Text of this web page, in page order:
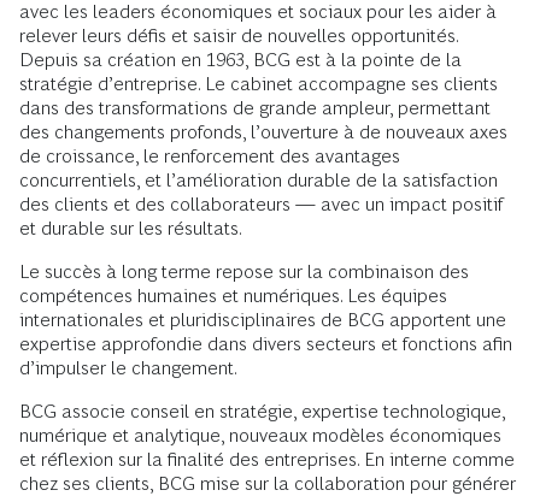
avec les leaders économiques et sociaux pour les aider à
relever leurs défis et saisir de nouvelles opportunités.
Depuis sa création en 1963, BCG est à la pointe de la
stratégie d’entreprise. Le cabinet accompagne ses clients
dans des transformations de grande ampleur, permettant
des changements profonds, l’ouverture à de nouveaux axes
de croissance, le renforcement des avantages
concurrentiels, et l’amélioration durable de la satisfaction
des clients et des collaborateurs — avec un impact positif
et durable sur les résultats.
Le succès à long terme repose sur la combinaison des
compétences humaines et numériques. Les équipes
internationales et pluridisciplinaires de BCG apportent une
expertise approfondie dans divers secteurs et fonctions afin
d’impulser le changement.
BCG associe conseil en stratégie, expertise technologique,
numérique et analytique, nouveaux modèles économiques
et réflexion sur la finalité des entreprises. En interne comme
chez ses clients, BCG mise sur la collaboration pour générer